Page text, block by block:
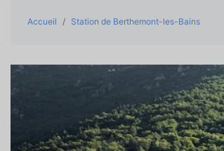
Accueil Station de Berthemont-les-Bains